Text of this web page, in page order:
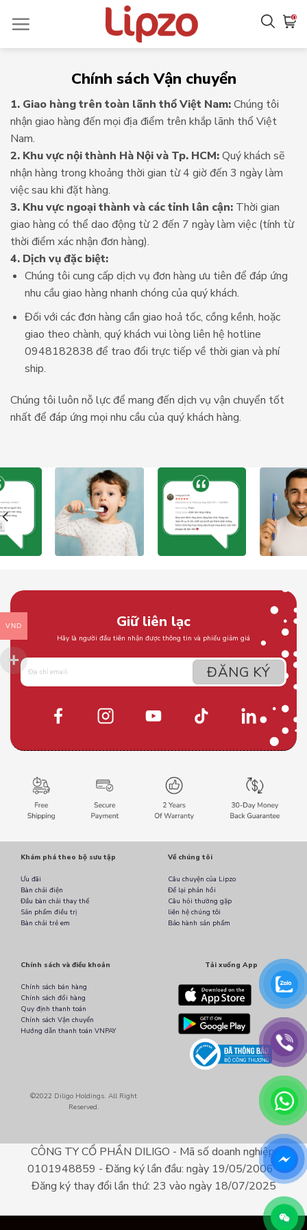
đến
0
Chính sách Vận chuyển
1. Giao hàng trên toàn lãnh thổ Việt Nam:Chúng tôi
nhận giao hàng đến mọi địa điểm trên khắp lãnh thổ Việt
Nam.
2. Khu vực nội thành Hà Nội và Tp. HCM:Quý khách sẽ
nhận hàng trong khoảng thời gian từ 4 giờ đến 3 ngày làm
việc sau khi đặt hàng.
3. Khu vực ngoại thành và các tỉnh lân cận: Thời gian
giao hàng có thể dao động từ 2 đến 7 ngày làm việc (tính từ
thời điểm xác nhận đơn hàng).
4. Dịch vụ đặc biệt:
Chúng tôi cung cấp dịch vụ đơn hàng ưu tiên để đáp ứng
nhu cầu giao hàng nhanh chóng của quý khách.
Đối với các đơn hàng cần giao hoả tốc, cồng kềnh, hoặc
giao theo chành, quý khách vui lòng liên hệ hotline
0948182838 để trao đổi trực tiếp về thời gian và phí
ship.
Chúng tôi luôn nỗ lực để mang đến dịch vụ vận chuyển tốt
nhất để đáp ứng mọi nhu cầu của quý khách hàng.
Giữ liên lạc
Hãy là người đầu tiên nhận được thông tin và phiếu giảm giá
Khám phá theo bộ sưu tập
Ưu đãi
Bàn chải điện
Đầu bàn chải thay thế
Sản phẩm điều trị
Bàn chải trẻ em
Về chúng tôi
Câu chuyện của Lipzo
Để lại phản hồi
Câu hỏi thường gặp
liên hệ chúng tôi
Bảo hành sản phẩm
Chính sách và điều khoản
Chính sách bán hàng
Chính sách đổi hàng
Quy định thanh toán
Chính sách Vận chuyển
Hướng dẫn thanh toán VNPAY
Tải xuống App
©2022 Diligo Holdings. All Right
Reserved.
CÔNG TY CỔ PHẦN DILIGO - Mã số doanh nghiệp:
0101948859 - Đăng ký lần đầu: ngày 19/05/2006 -
Đăng ký thay đổi lần thứ: 23 vào ngày 18/07/2025
VND